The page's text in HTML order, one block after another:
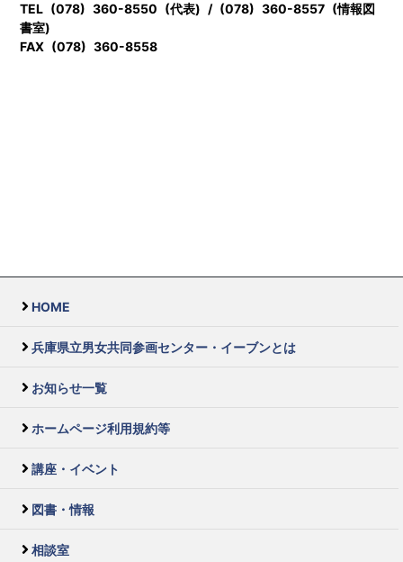
TEL (078) 360-8550 (代表) / (078) 360-8557 (情報図
書室)
FAX (078) 360-8558
HOME
兵庫県立男女共同参画センター・イーブンとは
お知らせ一覧
ホームページ利用規約等
講座・イベント
図書・情報
相談室